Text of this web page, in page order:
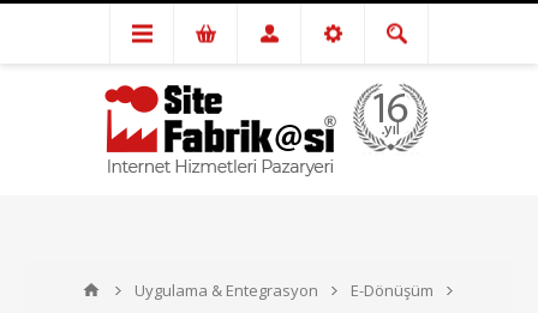
Uygulama & Entegrasyon
E-Dönüşüm